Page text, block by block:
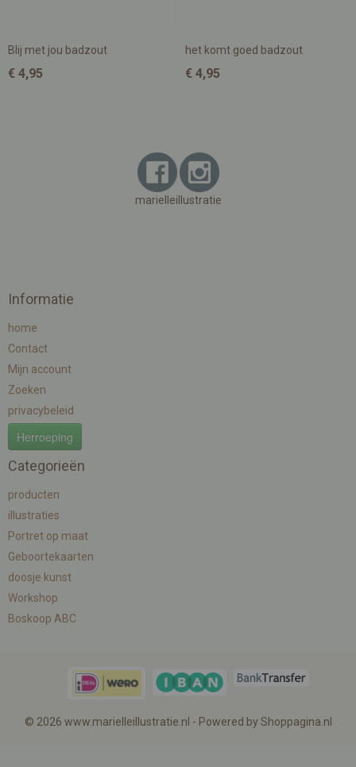
Blij met jou badzout
€ 4,95
het komt goed badzout
€ 4,95
marielleillustratie
Informatie
home
Contact
Mijn account
Zoeken
privacybeleid
Herroeping
Categorieën
producten
illustraties
Portret op maat
Geboortekaarten
doosje kunst
Workshop
Boskoop ABC
© 2026 www.marielleillustratie.nl - Powered by Shoppagina.nl